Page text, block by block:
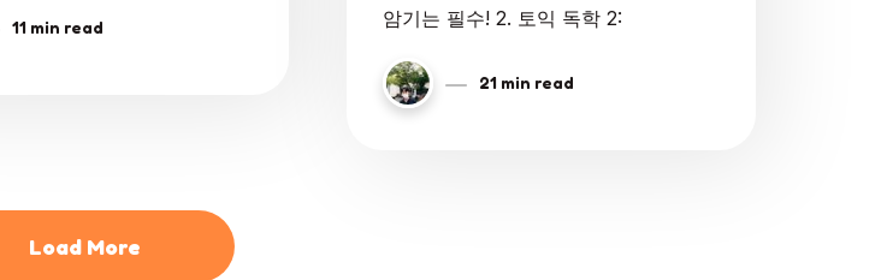
11 min read
암기는 필수! 2. 토익 독학 2:
21 min read
Load More